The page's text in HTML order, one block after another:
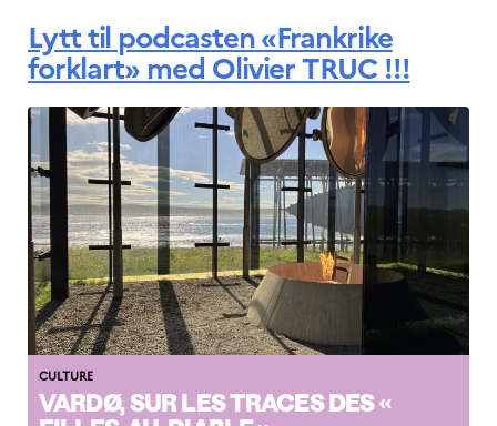
Événements
Science Night
innovation
(CCFN)
Rechercher :
Lytt til podcasten «Frankrike
forklart» med Olivier TRUC !!!
CULTURE
VARDØ, SUR LES TRACES DES «